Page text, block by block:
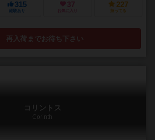
315
経験あり
37
お気に入り
227
持ってる
再入荷までお待ち下さい
コリントス
Corinth